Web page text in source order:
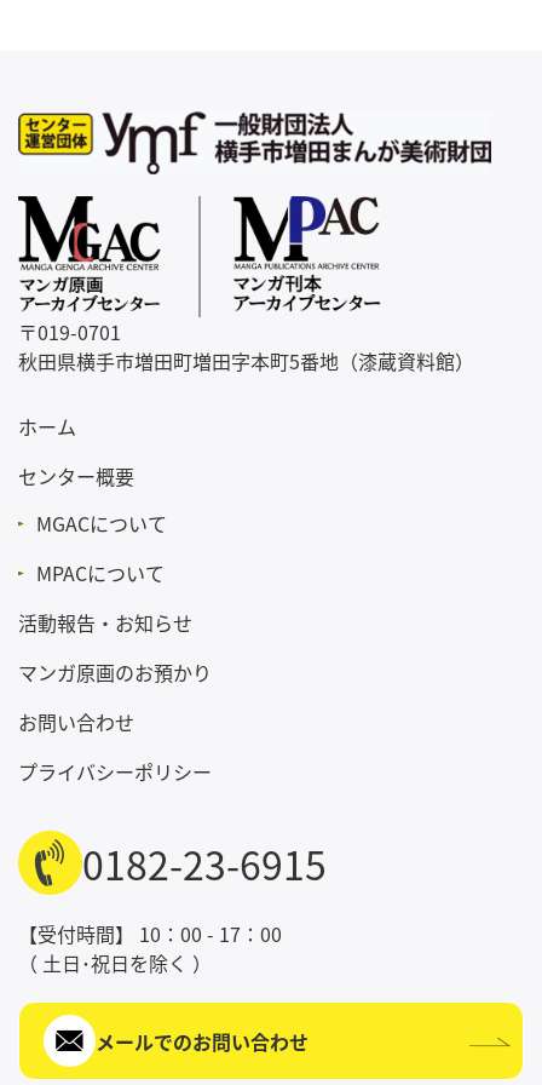
絡
先】
【相
談内
容】
必須
【そ
の
お電
の連
望時
ござ
いま
らご
記入
さい
〒019-0701
秋田県横手市増田町増田字本町5番地（漆蔵資料館）
ホーム
センター概要
MGACについて
MPACについて
活動報告・お知らせ
マンガ原画のお預かり
お問い合わせ
プライバシーポリシー
0182-23-6915
【受付時間】 10：00 - 17：00
（ 土日･祝日を除く ）
メールでのお問い合わせ